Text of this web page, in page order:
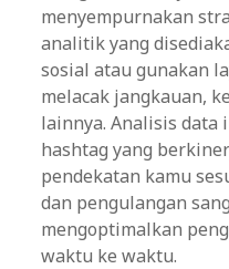
menyempurnakan
analitik yang
sosial atau gunakan
melacak jangkauan,
lainnya. Analisis
hashtag yang
pendekatan kamu
dan pengulangan
mengoptimalkan
waktu ke waktu.